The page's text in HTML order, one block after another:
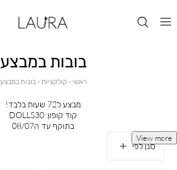
בובות במבצע
ראשי ראשי
קולקציותקולקציות
בובות במבצע
מבצע ל72 שעות בלבד!
קוד קופון: DOLLS30
בתוקף עד ה08/07
View more
סנן לפי